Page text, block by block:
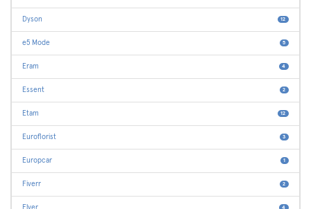
Dyson 12
e5 Mode 5
Eram 4
Essent 2
Etam 12
Euroflorist 3
Europcar 1
Fiverr 2
Flyer 4